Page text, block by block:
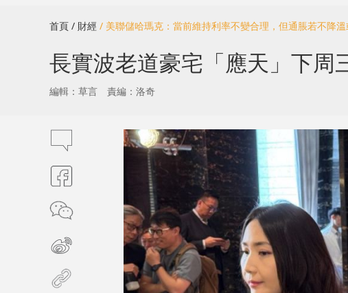
首頁 / 財經 / 美聯儲哈瑪克：當前維持利率不變合理，但通脹若不降
長實波老道豪宅「應天」下周
編輯：草言 責編：洛奇